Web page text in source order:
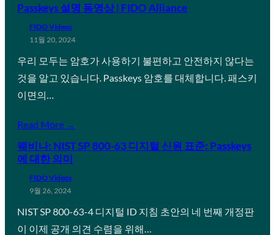
Passkeys 설명 동영상 | FIDO Alliance
FIDO Videos
11월 20, 2024
우리 모두는 암호가 사용하기 불편하고 안전하지 않다는
것을 알고 있습니다. Passkeys 암호를 대체합니다. 패스키
이면의…
Read More →
웨비나: NIST SP 800-63 디지털 신원 표준: Passkeys
에 대한 의미
FIDO Videos
9월 26, 2024
NIST SP 800-63-4 디지털 ID 지침 초안의 네 번째 개정판
이 이제 공개 의견 수렴을 위해…